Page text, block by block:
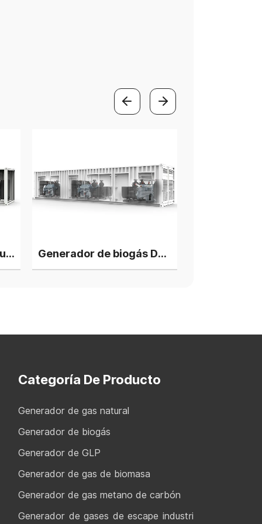
Categoría De Producto
Generador de gas natural
Generador de biogás
Generador de GLP
Generador de gas de biomasa
Generador de gas metano de carbón
Generador de gases de escape industri